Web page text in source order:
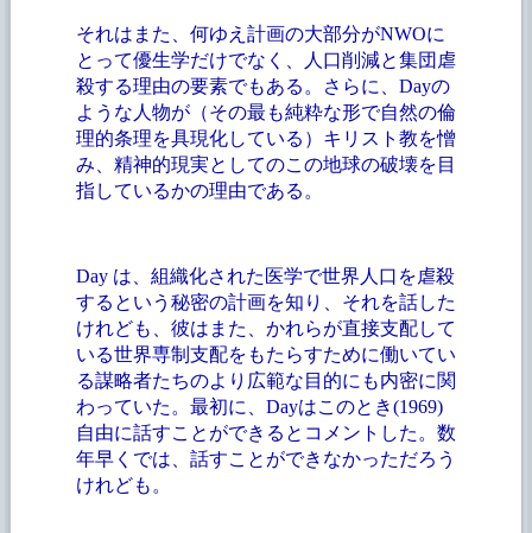
それはまた、何ゆえ計画の大部分がNWOに
とって優生学だけでなく、人口削減と集団虐
殺する理由の要素でもある。さらに、Dayの
ような人物が（その最も純粋な形で自然の倫
理的条理を具現化している）キリスト教を憎
み、精神的現実としてのこの地球の破壊を目
指しているかの理由である。
Day は、組織化された医学で世界人口を虐殺
するという秘密の計画を知り、それを話した
けれども、彼はまた、かれらが直接支配して
いる世界専制支配をもたらすために働いてい
る謀略者たちのより広範な目的にも内密に関
わっていた。最初に、Dayはこのとき(1969)
自由に話すことができるとコメントした。数
年早くでは、話すことができなかっただろう
けれども。